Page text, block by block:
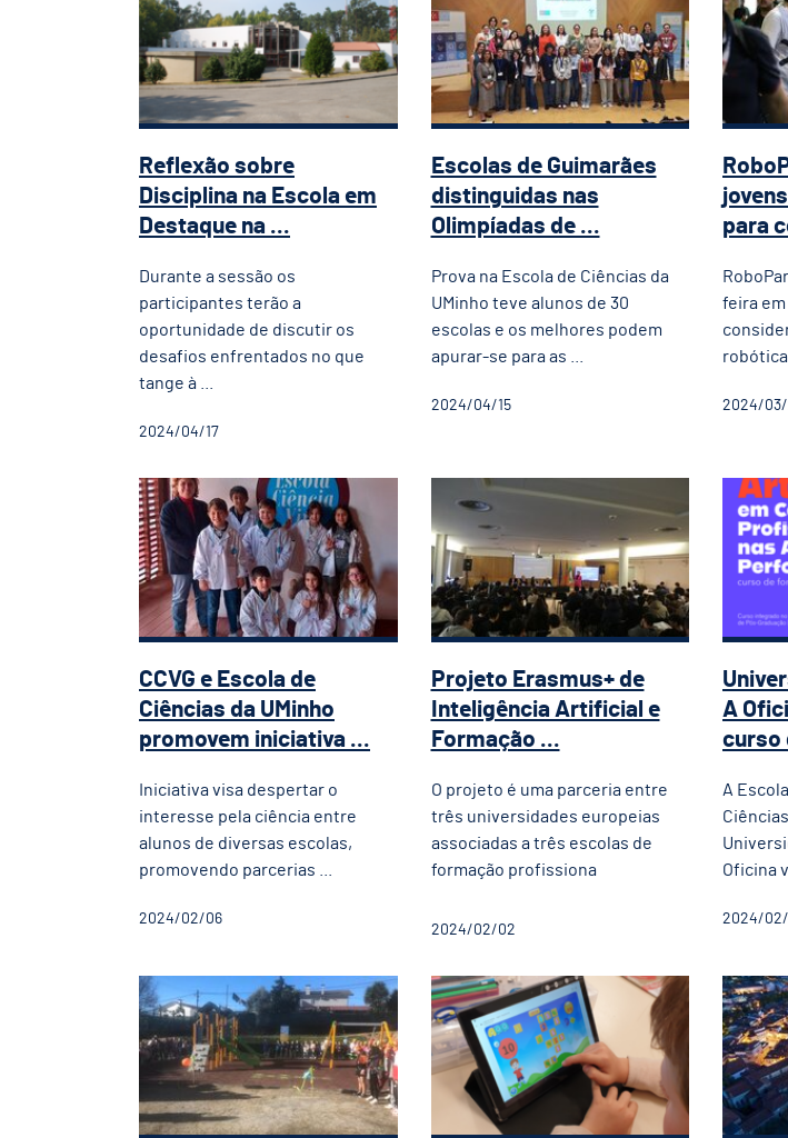
Reflexão sobre
Disciplina na Escola em
Destaque na ...
Durante a sessão os
participantes terão a
oportunidade de discutir os
desafios enfrentados no que
tange à ...
2024/04/17
Escolas de Guimarães
distinguidas nas
Olimpíadas de ...
Prova na Escola de Ciências da
UMinho teve alunos de 30
escolas e os melhores podem
apurar-se para as ...
2024/04/15
para
feira em
robótica
2024/03/
CCVG e Escola de Ciências da UMinho
CCVG e Escola de
Ciências da UMinho
promovem iniciativa ...
Iniciativa visa despertar o
interesse pela ciência entre
alunos de diversas escolas,
promovendo parcerias ...
2024/02/06
Projeto Erasmus+ de
Projeto Erasmus+ de
Inteligência Artificial e
Formação ...
O projeto é uma parceria entre
três universidades europeias
associadas a três escolas de
formação profissiona
2024/02/02
A
curso
A
Oficina
2024/02/
Inaugurado novo parque infantil em Brito
Campeonato Nacional